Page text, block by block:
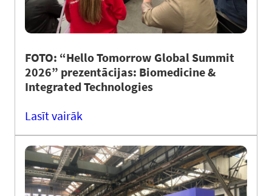
FOTO: “Hello Tomorrow Global Summit
2026” prezentācijas: Biomedicine &
Integrated Technologies
Lasīt vairāk